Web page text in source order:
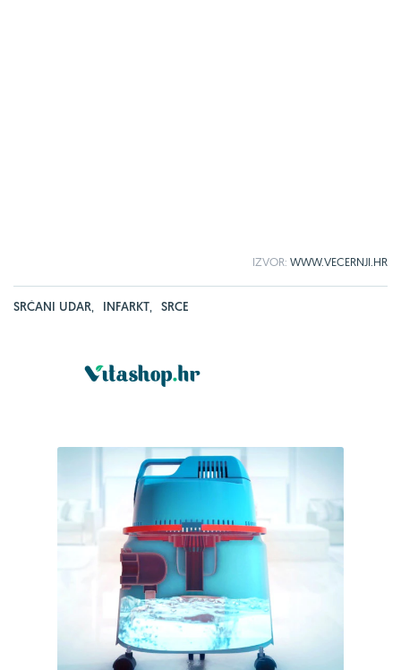
IZVOR: WWW.VECERNJI.HR
SRČANI UDAR, INFARKT, SRCE